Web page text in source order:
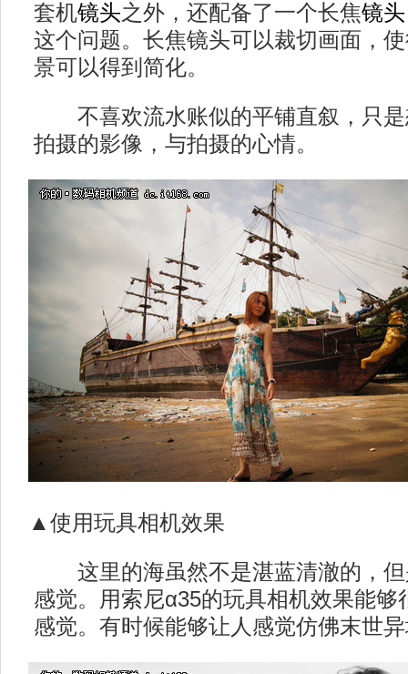
套机镜头之外，还配备了一个长焦镜头
这个问题。长焦镜头可以裁切画面，
景可以得到简化。
不喜欢流水账似的平铺直叙，只是
拍摄的影像，与拍摄的心情。
▲使用玩具相机效果
这里的海虽然不是湛蓝清澈的，但
感觉。用索尼α35的玩具相机效果能够
感觉。有时候能够让人感觉仿佛末世